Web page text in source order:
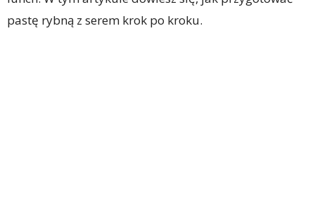
pastę rybną z serem krok po kroku.